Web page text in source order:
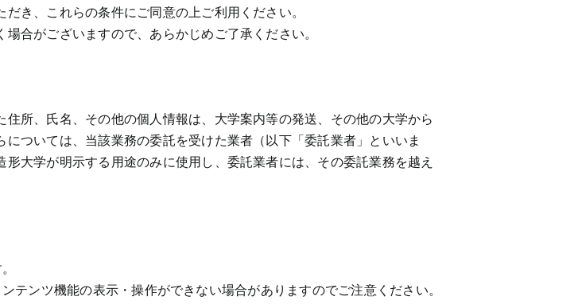
き、これらの条件にご同意の上ご利用ください。
合がございますので、あらかじめご了承ください。
所、氏名、その他の個人情報は、大学案内等の発送、その他の大学から
ついては、当該業務の委託を受けた業者（以下「委託業者」といいま
大学が明示する用途のみに使用し、委託業者には、その委託業務を越え
テンツ機能の表示・操作ができない場合がありますのでご注意ください。